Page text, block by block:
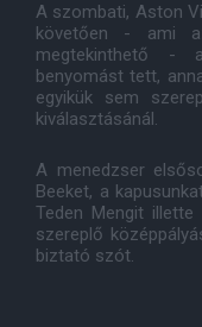
A szombati, Aston
követően - ami
megtekinthető -
benyomást tett,
egyikük sem
kiválasztásánál.
A menedzser
Beeket, a
Teden Mengit
szereplő
biztató szót.